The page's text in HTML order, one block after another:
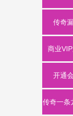
传奇
商业
开通
传奇一条